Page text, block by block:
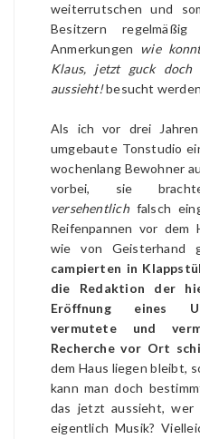
weiterrutschen und
Besitzern regelmäßig
Anmerkungen
wie
Klaus, jetzt guck
aussieht!besucht
Als ich vor drei
umgebaute Tonstudio
wochenlang Bewohner
vorbei, sie
versehentlich falsch
Reifenpannen vor dem
wie von Geisterhand
campierten in
die Redaktion der
Eröffnung eines
vermutete und
Recherche vor Ort
dem Haus liegen bleibt,
kann man doch
das jetzt aussieht,
eigentlich Musik?